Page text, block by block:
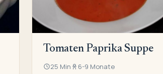
Tomaten Paprika Suppe
25 Min 6-9 Monate